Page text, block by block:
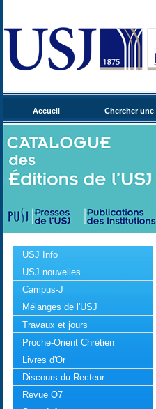
Accueil Chercher
USJ Info
USJ nouvelles
Campus-J
Mélanges de l'USJ
Travaux et jours
Proche-Orient Chrétien
Livres d'Or
Discours du Recteur
Revue O7